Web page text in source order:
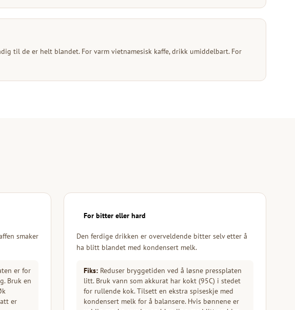
til de er helt blandet. For varm vietnamesisk kaffe, drikk umiddelbart. For
smaker
er for
Bruk en
er
For bitter eller hard
Den ferdige drikken er overveldende bitter selv etter å
ha blitt blandet med kondensert melk.
Fiks: Reduser bryggetiden ved å løsne pressplaten
litt. Bruk vann som akkurat har kokt (95C) i stedet
for rullende kok. Tilsett en ekstra spiseskje med
kondensert melk for å balansere. Hvis bønnene er